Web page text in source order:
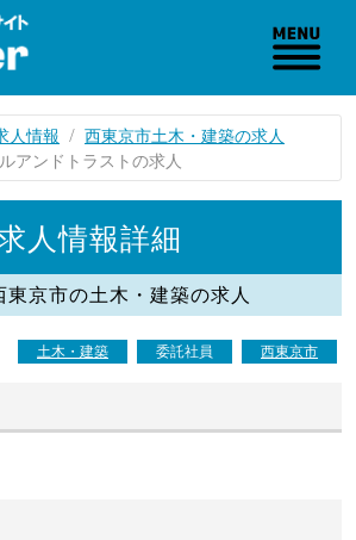
人情報
西東京市土木・建築の求人
アンドトラストの求人
人情報詳細
東京市の土木・建築の求人
土木・建築 委託社員 西東京市